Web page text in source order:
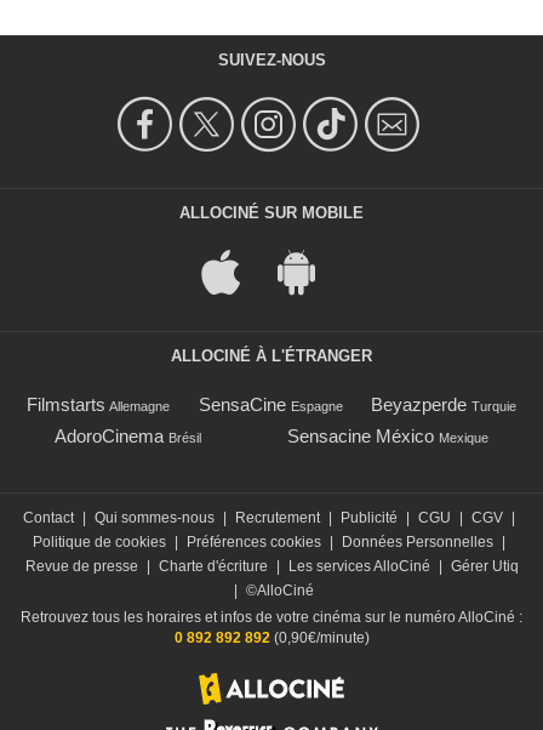
SUIVEZ-NOUS
ALLOCINÉ SUR MOBILE
ALLOCINÉ À L'ÉTRANGER
Filmstarts Allemagne SensaCine Espagne Beyazperde Turquie
AdoroCinema Brésil Sensacine México Mexique
Contact Qui sommes-nous Recrutement Publicité CGU CGV
Politique de cookies
Préférences cookies Données Personnelles
Revue de presse
Charte d'écriture Les services AlloCiné
Gérer Utiq
©AlloCiné
Retrouvez tous les horaires et infos de votre cinéma sur le numéro AlloCiné :
0 892 892 892(0,90€/minute)